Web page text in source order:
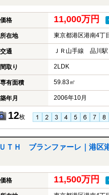
価格 11,000万円
所在地 東京都港区港南4丁
交通 ＪＲ山手線 品川
間取り 2LDK
専有面積 59.83㎡
築年月 2006年10月
12枚
Ｈ ブランファーレ｜港区
価格 11,500万円